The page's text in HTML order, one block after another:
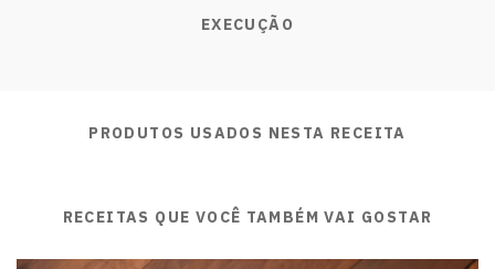
EXECUÇÃO
PRODUTOS USADOS NESTA RECEITA
RECEITAS QUE VOCÊ TAMBÉM VAI GOSTAR